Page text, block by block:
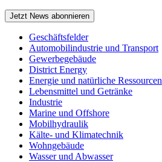
Jetzt News abonnieren
Geschäftsfelder
Automobilindustrie und Transport
Gewerbegebäude
District Energy
Energie und natürliche Ressourcen
Lebensmittel und Getränke
Industrie
Marine und Offshore
Mobilhydraulik
Kälte- und Klimatechnik
Wohngebäude
Wasser und Abwasser